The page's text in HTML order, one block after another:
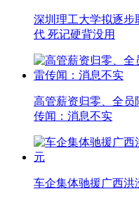
深圳理工大学拟逐
代 死记硬背没用
高管薪资归零、全员
传闻：消息不实
车企集体驰援广西洪